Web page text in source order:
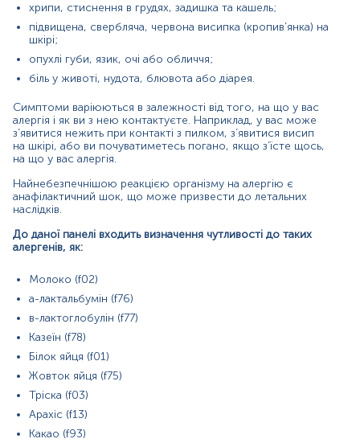
(fx10)
Курятина (f83)
Суміш цитрусових (лимон, лайм, апельсин,
мандарин) (fx29)
Рис (f09)
Суміш 6 трав (грястиця збірна, вівсяниця лугова,
райграс, тимофіївка лугова, лугові трави, бухарник
шерстистий) (gx7)
Пилок жита (g12)
Епітелій собаки (e02/e05)
Епітелій кота (e01)
Грибок Alternaria alternata (m06)
Грибок Aspergillus fumigatus (m03)
Кліщ D. Pteronossinus (d01)
Кліщ D. Farinaе (d02)
Пилок горіха (t04)
Пилок полину (w06)
ССД - маркер перехресної реакції (k202).
Матеріал
сироватка крові
*
Одиниці вимірювання, референтні значення та діапазон
вимірювань можуть змінюватися у відповідності до зміни
тест-систем.
хрипи, стиснення в грудях, задишка та кашель;
підвищена, свербляча, червона висипка (кропив’янка) на
шкірі;
опухлі губи, язик, очі або обличчя;
біль у животі, нудота, блювота або діарея.
Симптоми варіюються в залежності від того, на що у вас
алергія і як ви з нею контактуєте. Наприклад, у вас може
з’явитися нежить при контакті з пилком, з’явитися висип
на шкірі, або ви почуватиметесь погано, якщо з’їсте щось,
на що у вас алергія.
Найнебезпечнішою реакцією організму на алергію є
анафілактичний шок, що може призвести до летальних
наслідків.
До даної панелі входить визначення чутливості до таких
алергенів, як:
Молоко (f02)
а-лактальбумін (f76)
в-лактоглобулін (f77)
Казеїн (f78)
Білок яйця (f01)
Жовток яйця (f75)
Тріска (f03)
Арахіс (f13)
Какао (f93)